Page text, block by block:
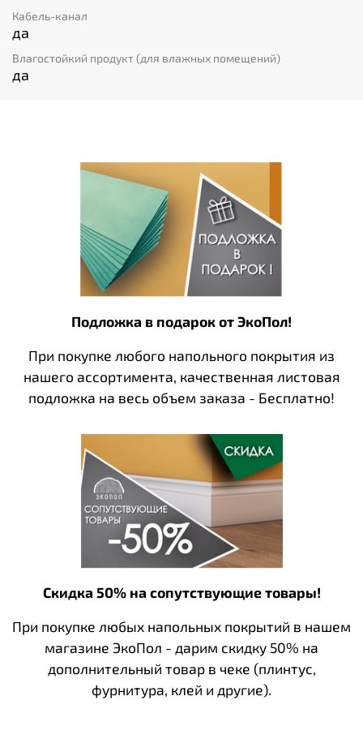
Кабель-канал
да
Влагостойкий продукт (для влажных помещений)
да
Подложка в подарок от ЭкоПол!
При покупке любого напольного покрытия из
нашего ассортимента, качественная листовая
подложка на весь объем заказа - Бесплатно!
Скидка 50% на сопутствующие товары!
При покупке любых напольных покрытий в нашем
магазине ЭкоПол - дарим скидку 50% на
дополнительный товар в чеке (плинтус,
фурнитура, клей и другие).